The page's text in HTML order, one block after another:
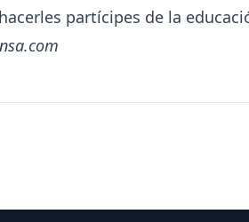
partícipes de la